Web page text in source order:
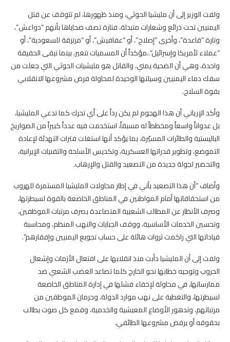
ولفت الوزير إلى أن مليشيا الحوثي، ومنذ ظهورها، لم تتوقف عن قتل
اليمنيين تحت ذرائع وشعارات متبدلة، فتارة تصف ضحاياها بأنهم “دواعش”،
وتارة “قاعدة”، وأخرى “إصلاح”، أو “عفافيش”، أو “مرتزقة للسعودية”، أو
“عملاء لأمريكا وإسرائيل”..مؤكداً أن المسميات تتغير، بينما تبقى الحقيقة
واحدة، وهي أن الضحية يمني، والقاتل هو مليشيات الحوثي التي جعلت من
سفك دماء اليمنيين وسيلتها الوحيدة لمحاولة فرض مشروعها الانقلابي
بقوة السلاح.
وأكد الإرياني أن هذا الهجوم لم يكن رداً على أي تحرك كما تدعي المليشيا،
بل عدواناً واسعاً ومخططاً له مسبقاً، استخدمت فيه عدداً كبيراً من الصواريخ
الباليستية والطائرات المسيّرة، بما يؤكد أنها استغلت فترات التهدئة لإعادة
التموضع، وتطوير قدراتها العسكرية، وتكديس الأسلحة والتقنيات الإيرانية،
والتحضير لجولة جديدة من التصعيد والقتل والإرهاب.
وأضاف “أن هذا التصعيد يأتي في إطار محاولات المليشيا المستمرة للهروب
من استحقاقاتها أمام المواطنين في المناطق الخاضعة بالقوة لسيطرتها،
وصرف الأنظار عن المطالب الشعبية المتصاعدة بصرف مرتبات الموظفين،
وتحسين الخدمات الأساسية، ووقف الجبايات والنهب المنظم، ومحاسبة
قياداتها التي راكمت ثروات هائلة على حساب تجويع اليمنيين وإفقارهم”.
ولفت إلى أن المليشيا دأبت منذ انقلابها على افتعال الأزمات وإشعال
الحروب وتوجيه خطابها نحو الخارج كلما تصاعد الغضب الشعبي ضد
ممارساتها، في محاولة لإخفاء فشلها في إدارة المناطق الخاضعة
لسيطرتها، والتغطية على نهب موارد الدولة، وحرمان الموظفين من
مرتباتهم، وتدهور الأوضاع المعيشية والخدمية، وقمع كل صوت يطالب
بحقوقه أو يرفض مشروعها الطائفي.